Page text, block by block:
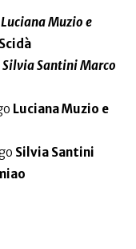
Luciana Muzio e
Silvia Santini Marco
Luciana Muzio e
Silvia Santini